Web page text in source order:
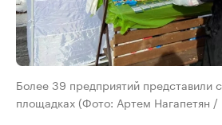
Более 39 предприятий представили
площадках (Фото: Артем Нагапетян